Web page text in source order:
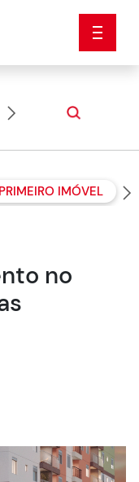
Dicas
PRIMEIRO IMÓVEL
no